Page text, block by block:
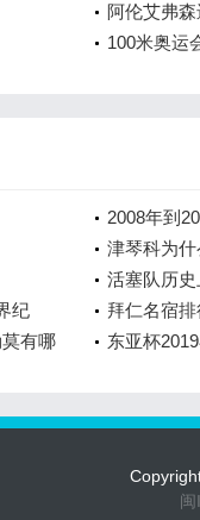
阿伦艾弗
役？）
100米奥运
2008年到
津琴科为什
活塞队历
在变成哪
纪
拜仁名宿排
有哪
东亚杯